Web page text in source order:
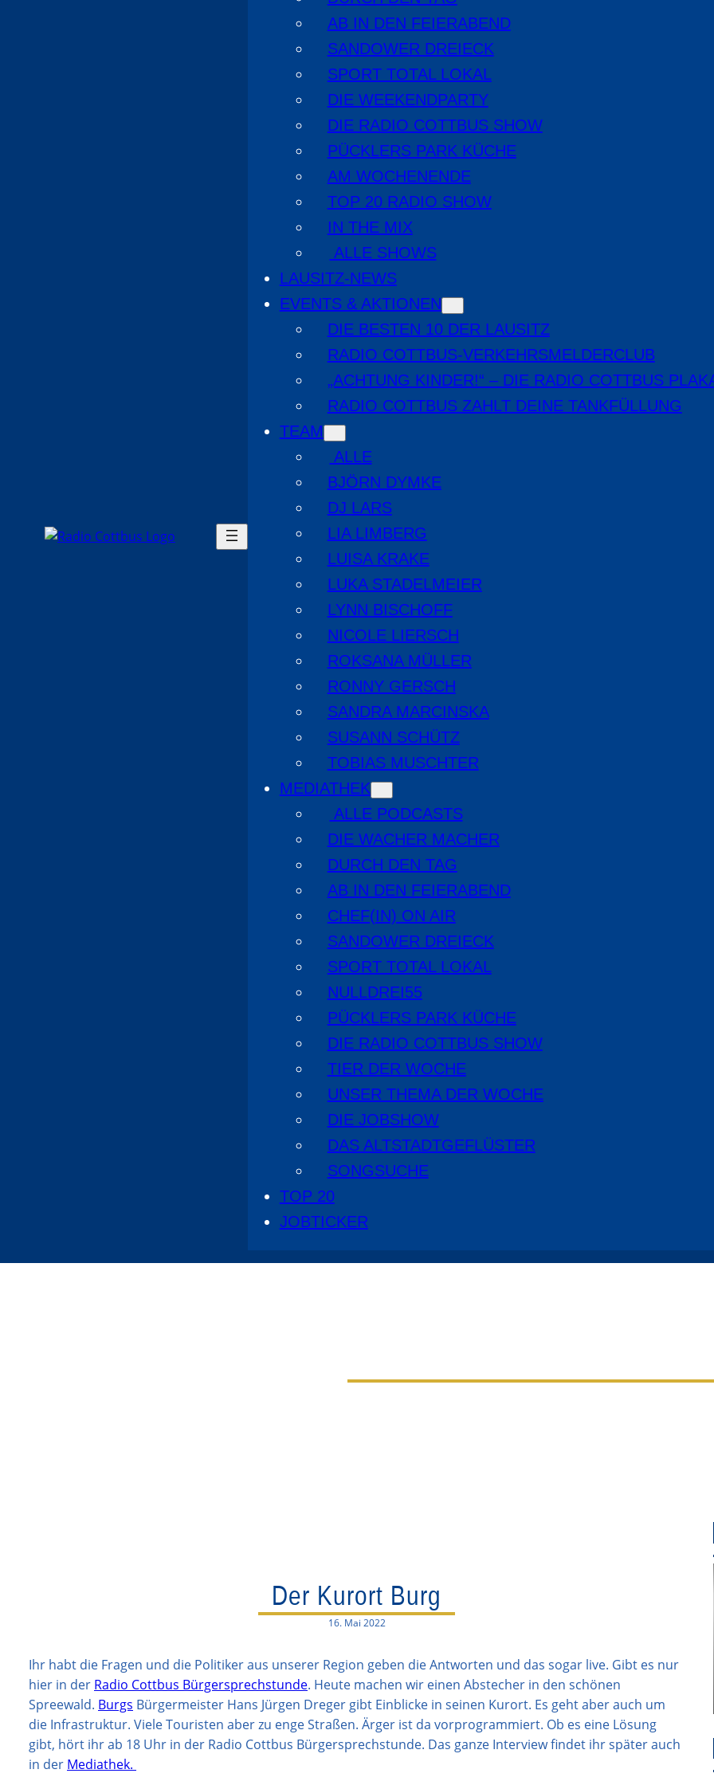
AB IN DEN FEIERABEND
SANDOWER DREIECK
SPORT TOTAL LOKAL
DIE WEEKENDPARTY
DIE RADIO COTTBUS SHOW
PÜCKLERS PARK KÜCHE
AM WOCHENENDE
TOP 20 RADIO SHOW
IN THE MIX
ALLE SHOWS
LAUSITZ-NEWS
EVENTS & AKTIONEN
DIE BESTEN 10 DER LAUSITZ
RADIO COTTBUS-VERKEHRSMELDERCLUB
„ACHTUNG KINDER!“ – DIE RADIO COTTBUS
RADIO COTTBUS ZAHLT DEINE TANKFÜLLUNG
TEAM
ALLE
BJÖRN DYMKE
DJ LARS
LIA LIMBERG
LUISA KRAKE
LUKA STADELMEIER
LYNN BISCHOFF
NICOLE LIERSCH
ROKSANA MÜLLER
RONNY GERSCH
SANDRA MARCINSKA
SUSANN SCHÜTZ
TOBIAS MUSCHTER
MEDIATHEK
ALLE PODCASTS
DIE WACHER MACHER
DURCH DEN TAG
AB IN DEN FEIERABEND
CHEF(IN) ON AIR
SANDOWER DREIECK
SPORT TOTAL LOKAL
NULLDREI55
PÜCKLERS PARK KÜCHE
DIE RADIO COTTBUS SHOW
TIER DER WOCHE
UNSER THEMA DER WOCHE
DIE JOBSHOW
DAS ALTSTADTGEFLÜSTER
SONGSUCHE
TOP 20
JOBTICKER
Der Kurort Burg
16. Mai 2022
Ihr habt die Fragen und die Politiker aus unserer Region geben die Antworten und das sogar live. Gibt es nur
hier in der Radio Cottbus Bürgersprechstunde. Heute machen wir einen Abstecher in den schönen
Spreewald. Burgs Bürgermeister Hans Jürgen Dreger gibt Einblicke in seinen Kurort. Es geht aber auch um
die Infrastruktur. Viele Touristen aber zu enge Straßen. Ärger ist da vorprogrammiert. Ob es eine Lösung
gibt, hört ihr ab 18 Uhr in der Radio Cottbus Bürgersprechstunde. Das ganze Interview findet ihr später auch
in der Mediathek.